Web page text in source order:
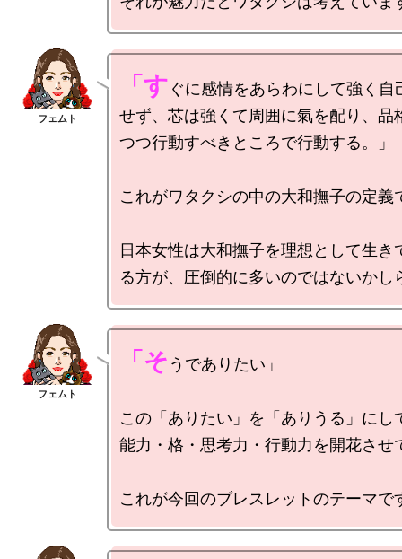
「す ぐに感情をあらわにして強く自
せず、芯は強くて周囲に氣を配り、品
つつ行動すべきところで行動する。」
これがワタクシの中の大和撫子の定義
日本女性は大和撫子を理想として生き
「そ うでありたい」
この「ありたい」を「ありうる」にし
能力・格・思考力・行動力を開花させ